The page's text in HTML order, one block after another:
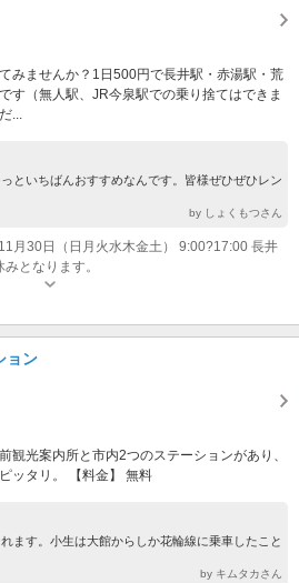
みませんか？1日500円で長井駅・赤湯駅・荒
す（無人駅、JR今泉駅での乗り捨てはできま
...
といちばんおすすめなんです。皆様ぜひぜひレン
by しょくもつさん
月30日（日月火水木金土） 9:00?17:00 長井
となります。
ョン
観光案内所と市内2つのステーションがあり、
ッタリ。 【料金】 無料
ます。小生は大館からしか花輪線に乗車したこと
by キムタカさん